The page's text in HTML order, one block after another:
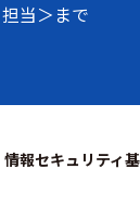
当＞まで
情報セキュリティ